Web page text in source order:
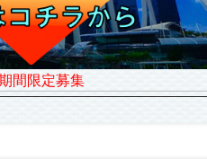
間限定募集